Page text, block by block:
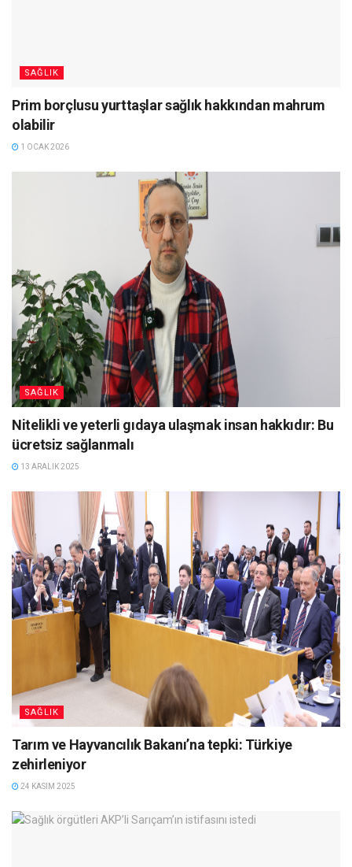
SAĞLIK
Prim borçlusu yurttaşlar sağlık hakkından mahrum
olabilir
1 OCAK 2026
SAĞLIK
Nitelikli ve yeterli gıdaya ulaşmak insan hakkıdır: Bu
ücretsiz sağlanmalı
13 ARALIK 2025
SAĞLIK
Tarım ve Hayvancılık Bakanı’na tepki: Türkiye
zehirleniyor
24 KASIM 2025